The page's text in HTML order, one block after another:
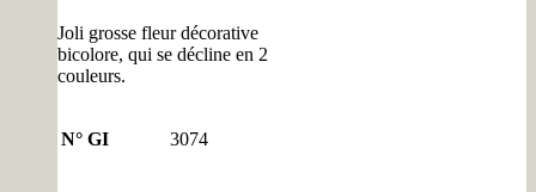
Joli grosse fleur décorative
bicolore, qui se décline en 2
couleurs.
N° GI 3074